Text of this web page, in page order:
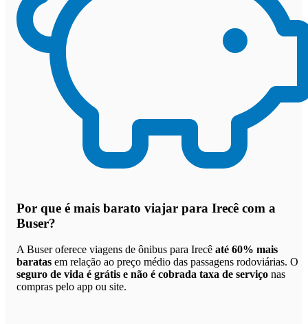
Por que é mais barato viajar para Irecê com a
Buser?
A Buser oferece viagens de ônibus para Irecê até 60% mais
baratas em relação ao preço médio das passagens rodoviárias. O
seguro de vida é grátis e não é cobrada taxa de serviço nas
compras pelo app ou site.